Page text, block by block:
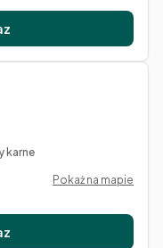
karne
Pokaż na mapie